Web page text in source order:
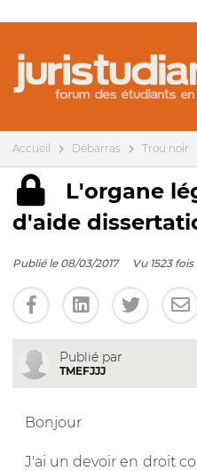
Accueil Débarras Trou noir
L'organe
d'aide
Publié le 08/03/2017 Vu 1523 fois
Publié par
TMEFJJJ
Bonjour
J'ai un devoir en droit